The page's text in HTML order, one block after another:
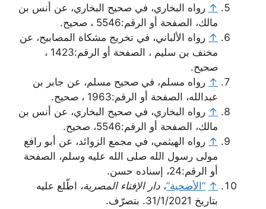
↑ رواه البخاري، في صحيح البخاري، عن أنس بن
مالك، الصفحة أو الرقم:5546 ، صحيح.
↑ رواه الألباني، في تخريج مشكاة المصابيح، عن
مخنف بن سليم ، الصفحة أو الرقم:1423 ،
صحيح.
↑ رواه مسلم، في صحيح مسلم، عن جابر بن
عبدالله، الصفحة أو الرقم:1963 ، صحيح.
↑ رواه البخاري، في صحيح البخاري، عن أنس بن
مالك، الصفحة أو الرقم:5546، صحيح.
↑ رواه الهيثمي، في مجمع الزوائد، عن أبو رافع
مولى رسول الله صلى الله عليه وسلم، الصفحة
أو الرقم:24، إسناده حسن.
↑ “الأضحية”، دار الإفتاء المصرية، اطّلع عليه
بتاريخ 31/1/2021. بتصرّف.